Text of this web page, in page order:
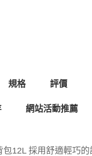
規格 評價
網站活動推薦
包12L 採用舒適輕巧